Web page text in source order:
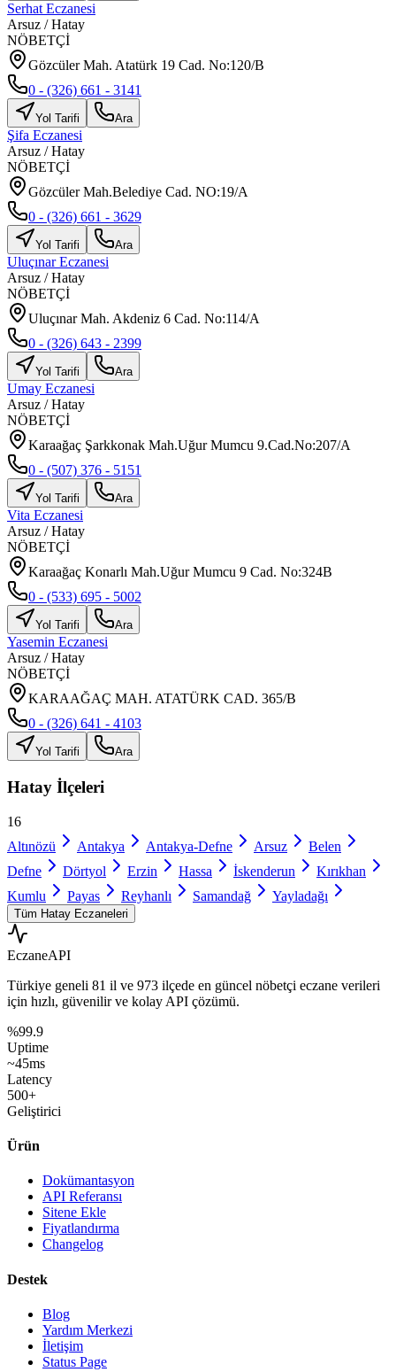
Serhat Eczanesi
Arsuz /Hatay
NÖBETÇİ
Gözcüler Mah. Atatürk 19 Cad. No:120/B
0 - (326) 661 - 3141
Yol Tarifi Ara
Şifa Eczanesi
Arsuz /Hatay
NÖBETÇİ
Gözcüler Mah.Belediye Cad. NO:19/A
0 - (326) 661 - 3629
Yol Tarifi Ara
Uluçınar Eczanesi
Arsuz /Hatay
NÖBETÇİ
Uluçınar Mah. Akdeniz 6 Cad. No:114/A
0 - (326) 643 - 2399
Yol Tarifi Ara
Umay Eczanesi
Arsuz /Hatay
NÖBETÇİ
Karaağaç Şarkkonak Mah.Uğur Mumcu 9.Cad.No:207/A
0 - (507) 376 - 5151
Yol Tarifi Ara
Vita Eczanesi
Arsuz /Hatay
NÖBETÇİ
Karaağaç Konarlı Mah.Uğur Mumcu 9 Cad. No:324B
0 - (533) 695 - 5002
Yol Tarifi Ara
Yasemin Eczanesi
Arsuz /Hatay
NÖBETÇİ
KARAAĞAÇ MAH. ATATÜRK CAD. 365/B
0 - (326) 641 - 4103
Yol Tarifi Ara
Hatay İlçeleri
16
Altınözü
Antakya Antakya-Defne Arsuz
Belen
Defne
Dörtyol Erzin Hassa İskenderun
Kırıkhan
Kumlu
Payas Reyhanlı Samandağ Yayladağı
Tüm Hatay Eczaneleri
EczaneAPI
Türkiye geneli 81 il ve 973 ilçede en güncel nöbetçi eczane verileri
için hızlı, güvenilir ve kolay API çözümü.
%99.9
Uptime
~45ms
Latency
500+
Geliştirici
Ürün
Dokümantasyon
API Referansı
Sitene Ekle
Fiyatlandırma
Changelog
Destek
Blog
Yardım Merkezi
İletişim
Status Page